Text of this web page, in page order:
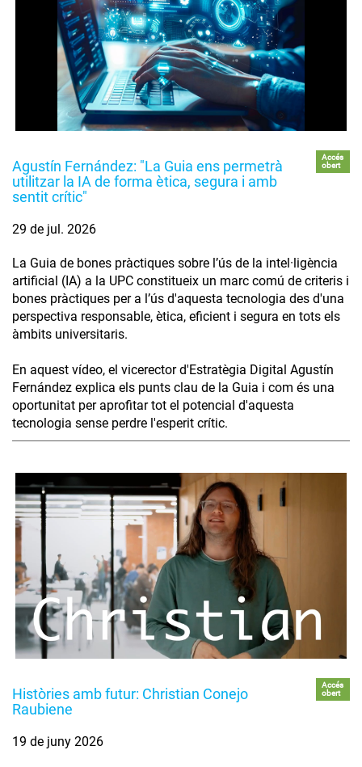
Agustín Fernández: "La Guia ens permetrà
utilitzar la IA de forma ètica, segura i amb
sentit crític"
Accés
obert
29 de jul. 2026
La Guia de bones pràctiques sobre l’ús de la intel·ligència
artificial (IA) a la UPC constitueix un marc comú de criteris i
bones pràctiques per a l’ús d'aquesta tecnologia des d'una
perspectiva responsable, ètica, eficient i segura en tots els
àmbits universitaris.
En aquest vídeo, el vicerector d'Estratègia Digital Agustín
Fernández explica els punts clau de la Guia i com és una
oportunitat per aprofitar tot el potencial d'aquesta
tecnologia sense perdre l'esperit crític.
Històries amb futur: Christian Conejo
Raubiene
Accés
obert
19 de juny 2026